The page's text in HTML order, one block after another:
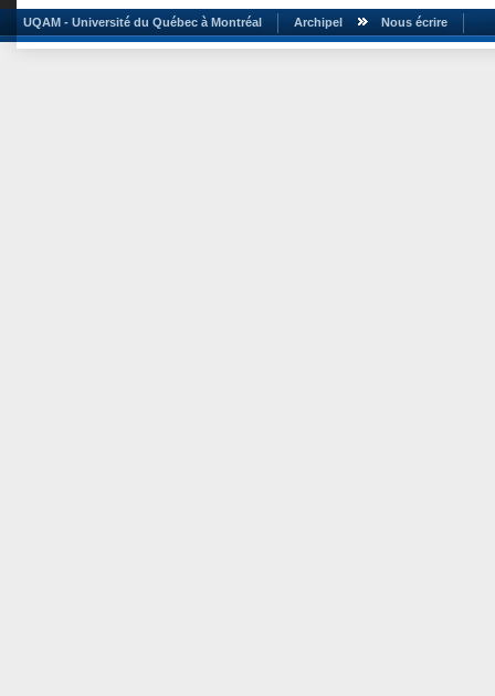
UQAM - Université du Québec à Montréal Archipel Nous écrire